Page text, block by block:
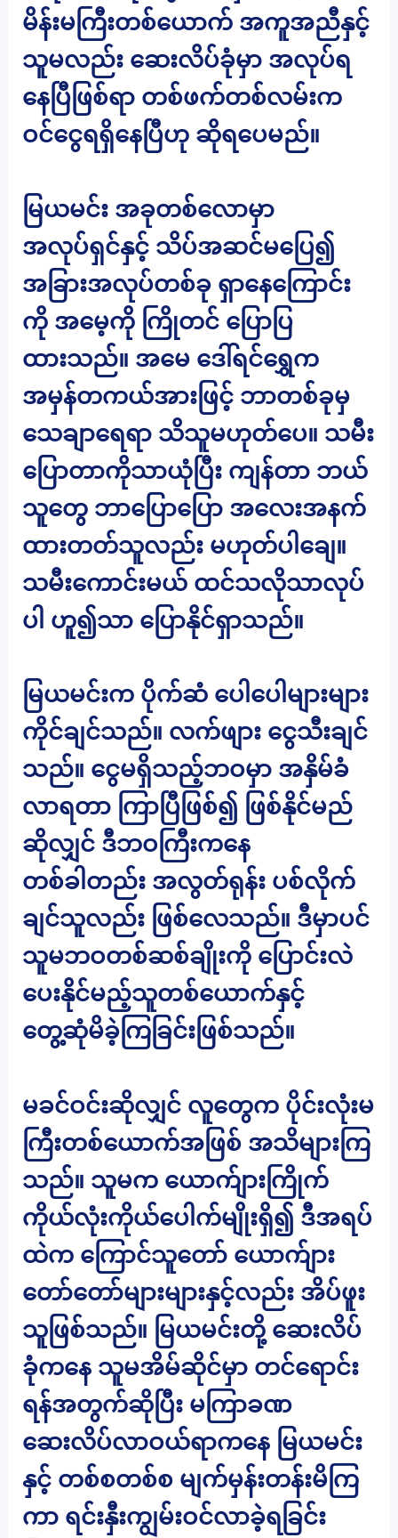
မိန်းမကြီးတစ်ယောက် အကူအညီနှင့်
သူမလည်း ဆေးလိပ်ခုံမှာ အလုပ်ရ
နေပြီဖြစ်ရာ တစ်ဖက်တစ်လမ်းက
ဝင်ငွေရရှိနေပြီဟု ဆိုရပေမည်။
မြယမင်း အခုတစ်လောမှာ
အလုပ်ရှင်နှင့် သိပ်အဆင်မပြေ၍
အခြားအလုပ်တစ်ခု ရှာနေကြောင်း
ကို အမေ့ကို ကြိုတင် ပြောပြ
ထားသည်။ အမေ ဒေါ်ရင်ရွှေက
အမှန်တကယ်အားဖြင့် ဘာတစ်ခုမှ
သေချာရေရာ သိသူမဟုတ်ပေ။ သမီး
ပြောတာကိုသာယုံပြီး ကျန်တာ ဘယ်
သူတွေ ဘာပြောပြော အလေးအနက်
ထားတတ်သူလည်း မဟုတ်ပါချေ။
သမီးကောင်းမယ် ထင်သလိုသာလုပ်
ပါ ဟူ၍သာ ပြောနိုင်ရှာသည်။
မြယမင်းက ပိုက်ဆံ ပေါပေါများများ
ကိုင်ချင်သည်။ လက်ဖျား ငွေသီးချင်
သည်။ ငွေမရှိသည့်ဘဝမှာ အနှိမ်ခံ
လာရတာ ကြာပြီဖြစ်၍ ဖြစ်နိုင်မည်
ဆိုလျှင် ဒီဘဝကြီးကနေ
တစ်ခါတည်း အလွတ်ရုန်း ပစ်လိုက်
ချင်သူလည်း ဖြစ်လေသည်။ ဒီမှာပင်
သူမဘဝတစ်ဆစ်ချိုးကို ပြောင်းလဲ
ပေးနိုင်မည့်သူတစ်ယောက်နှင့်
တွေ့ဆုံမိခဲ့ကြခြင်းဖြစ်သည်။
မခင်ဝင်းဆိုလျှင် လူတွေက ပိုင်းလုံးမ
ကြီးတစ်ယောက်အဖြစ် အသိများကြ
သည်။ သူမက ယောက်ျားကြိုက်
ကိုယ်လုံးကိုယ်ပေါက်မျိုးရှိ၍ ဒီအရပ်
ထဲက ကြောင်သူတော် ယောက်ျား
တော်တော်များများနှင့်လည်း အိပ်ဖူး
သူဖြစ်သည်။ မြယမင်းတို့ ဆေးလိပ်
ခုံကနေ သူမအိမ်ဆိုင်မှာ တင်ရောင်း
ရန်အတွက်ဆိုပြီး မကြာခဏ
ဆေးလိပ်လာဝယ်ရာကနေ မြယမင်း
နှင့် တစ်စတစ်စ မျက်မှန်းတန်းမိကြ
ကာ ရင်းနှီးကျွမ်းဝင်လာခဲ့ရခြင်း